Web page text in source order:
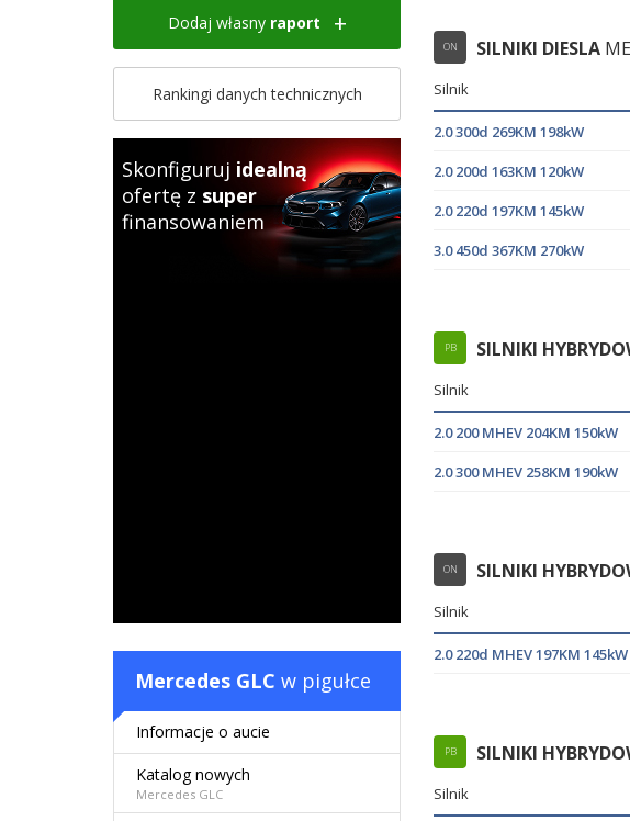
ON SILNIKI DIESLA
Silnik
2.0 300d 269KM 198kW
2.0 200d 163KM 120kW
2.0 220d 197KM 145kW
3.0 450d 367KM 270kW
PB SILNIKI
Silnik
2.0 200 MHEV 204KM 150kW
2.0 300 MHEV 258KM 190kW
ON SILNIKI
Silnik
2.0 220d MHEV 197KM 145kW
PB SILNIKI
Silnik
Dodaj własny raport
Rankingi danych technicznych
Skonfiguruj idealną
ofertę z super
finansowaniem
Mercedes GLC w pigułce
Informacje o aucie
Katalog nowych
Mercedes GLC